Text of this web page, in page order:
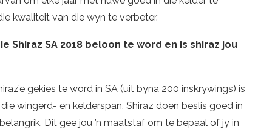
kwaliteit van die wyn te verbeter.
Shiraz SA 2018 beloon te word en is shiraz jou
gekies te word in SA (uit byna 200 inskrywings) is
wingerd- en kelderspan. Shiraz doen beslis goed in
Dit gee jou ’n maatstaf om te bepaal of jy in